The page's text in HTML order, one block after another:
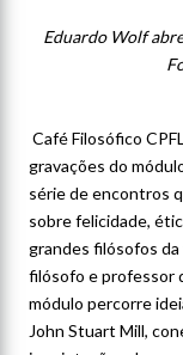
Eduardo Wolf
Café Filosófico
gravações do
série de encontros
sobre felicidade,
grandes filósofos
filósofo e professor
módulo percorre
John Stuart Mill,